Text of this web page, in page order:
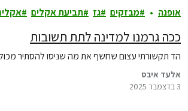
אופנה מבזקים גז תביעת אקלים
ככה גרמנו למדינה לתת תשובות
הד תקשורתי עצום שחשף את מה שניסו להסתיר
אלעד איבס
3 בדצמבר 2025